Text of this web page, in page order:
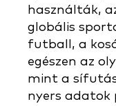
használták,
globális
futball, a
egészen az
mint a sífutás
nyers adatok